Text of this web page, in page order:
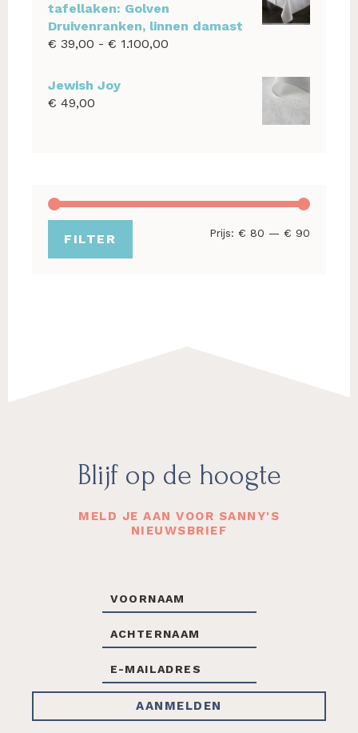
tafellaken: Golven
Druivenranken, linnen damast
€ 39,00 - € 1.100,00
Jewish Joy
€ 49,00
FILTER Prijs: € 80 — € 90
FooterBlijf op de hoogte
MELD JE AAN VOOR SANNY'S
NIEUWSBRIEF